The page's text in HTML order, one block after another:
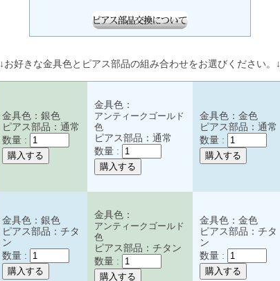
↓お好きな金具色とピアス部品の組み合わせをお選びください。↓
金具色：銀色
ピアス部品：通常
数量 :
金具色：
アンティークゴールド
色
ピアス部品：通常
数量 :
金具色：金色
ピアス部品：通常
数量 :
金具色：銀色
ピアス部品：チタ
ン
数量 :
金具色：
アンティークゴールド
色
ピアス部品：チタン
数量 :
金具色：金色
ピアス部品：チタ
ン
数量 :